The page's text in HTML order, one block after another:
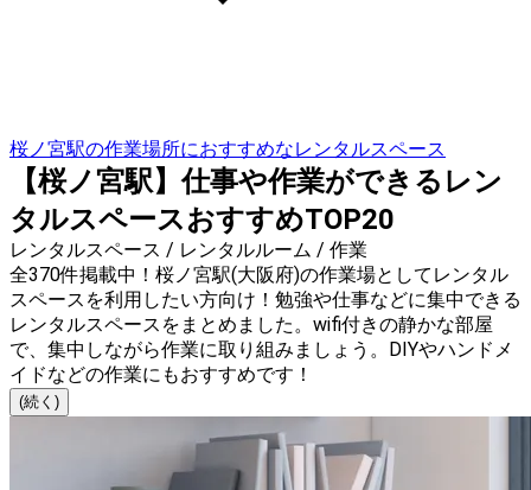
桜ノ宮駅の作業場所におすすめなレンタルスペース
【桜ノ宮駅】仕事や作業ができるレン
タルスペースおすすめTOP20
レンタルスペース / レンタルルーム / 作業
全370件掲載中！桜ノ宮駅(大阪府)の作業場としてレンタル
スペースを利用したい方向け！勉強や仕事などに集中できる
レンタルスペースをまとめました。wifi付きの静かな部屋
で、集中しながら作業に取り組みましょう。DIYやハンドメ
イドなどの作業にもおすすめです！
(続く)